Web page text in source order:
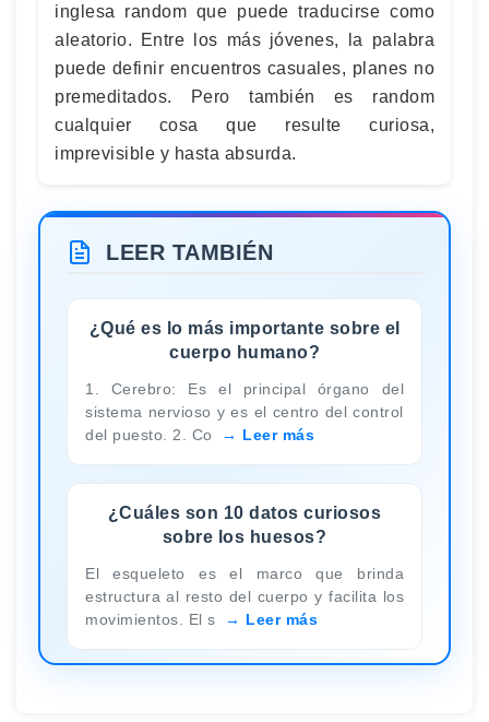
inglesa random que puede traducirse como
aleatorio. Entre los más jóvenes, la palabra
puede definir encuentros casuales, planes no
premeditados. Pero también es random
cualquier cosa que resulte curiosa,
imprevisible y hasta absurda.
LEER TAMBIÉN
¿Qué es lo más importante sobre el
cuerpo humano?
1. Cerebro: Es el principal órgano del
sistema nervioso y es el centro del control
del puesto. 2. Co
Leer más
¿Cuáles son 10 datos curiosos
sobre los huesos?
El esqueleto es el marco que brinda
estructura al resto del cuerpo y facilita los
movimientos. El s
Leer más